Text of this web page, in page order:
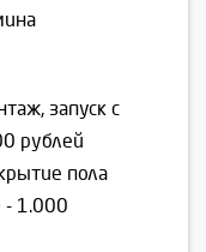
запуск с
рублей
пола
- 1.000